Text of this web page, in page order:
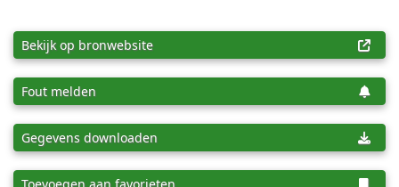
Bekijk op bronwebsite
Fout melden
Gegevens downloaden